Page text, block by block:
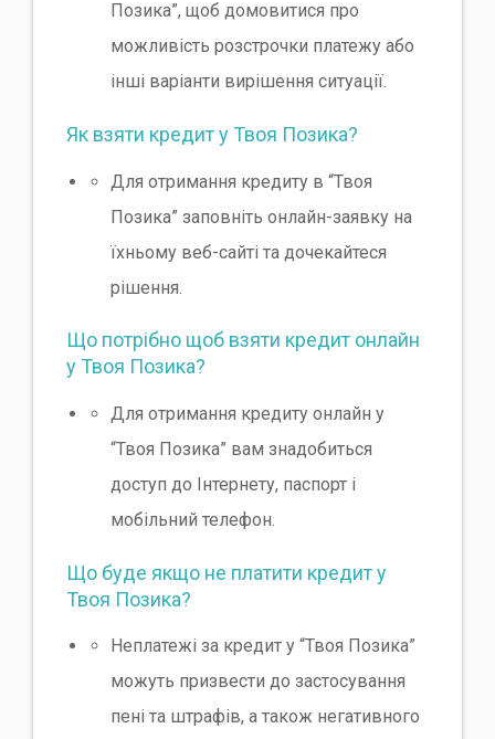
Позика”, щоб домовитися про
можливість розстрочки платежу або
інші варіанти вирішення ситуації.
Як взяти кредит у Твоя Позика?
Для отримання кредиту в “Твоя
Позика” заповніть онлайн-заявку на
їхньому веб-сайті та дочекайтеся
рішення.
Що потрібно щоб взяти кредит онлайн
у Твоя Позика?
Для отримання кредиту онлайн у
“Твоя Позика” вам знадобиться
доступ до Інтернету, паспорт і
мобільний телефон.
Що буде якщо не платити кредит у
Твоя Позика?
Неплатежі за кредит у “Твоя Позика”
можуть призвести до застосування
пені та штрафів, а також негативного